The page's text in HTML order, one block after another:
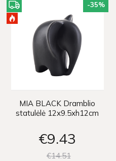
-35%
MIA BLACK Dramblio
statulėlė 12x9.5xh12cm
€9 43
€1451